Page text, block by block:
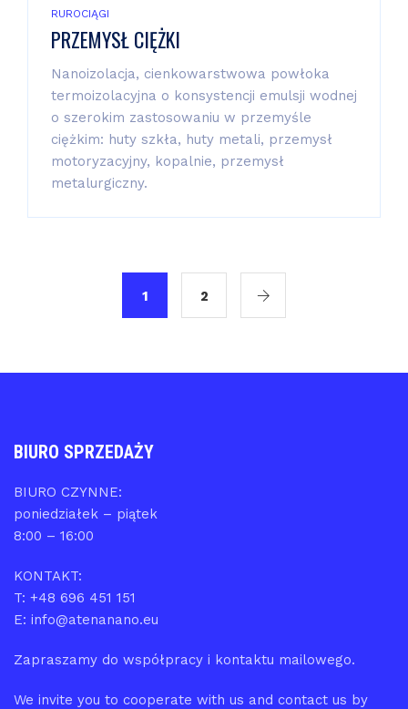
RUROCIĄGI
PRZEMYSŁ CIĘŻKI
Nanoizolacja, cienkowarstwowa powłoka
termoizolacyjna o konsystencji emulsji wodnej
o szerokim zastosowaniu w przemyśle
ciężkim: huty szkła, huty metali, przemysł
motoryzacyjny, kopalnie, przemysł
metalurgiczny.
1 2
BIURO SPRZEDAŻY
BIURO CZYNNE:
poniedziałek – piątek
8:00 – 16:00
KONTAKT:
T: +48 696 451 151
E: info@atenanano.eu
Zapraszamy do współpracy i kontaktu mailowego.
We invite you to cooperate with us and contact us by